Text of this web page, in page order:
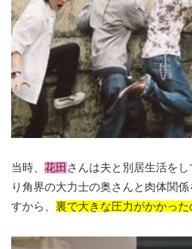
当時、 花田 さんは夫と別居生活を
り角界の大力士の奥さんと肉体関
すから、 裏で大きな圧力がかかった